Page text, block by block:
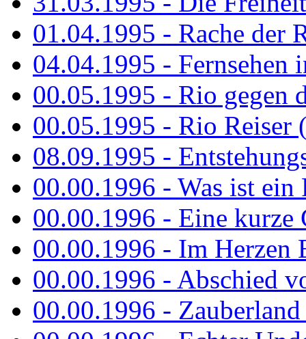
01.04.1995 - Rache der
04.04.1995 - Fernsehen
00.05.1995 - Rio gegen
00.05.1995 - Rio Reiser
08.09.1995 -
00.00.1996 - Was ist ein
00.00.1996 - Eine kurze
00.00.1996 - Im Herzen
00.00.1996 - Abschied
00.00.1996 -